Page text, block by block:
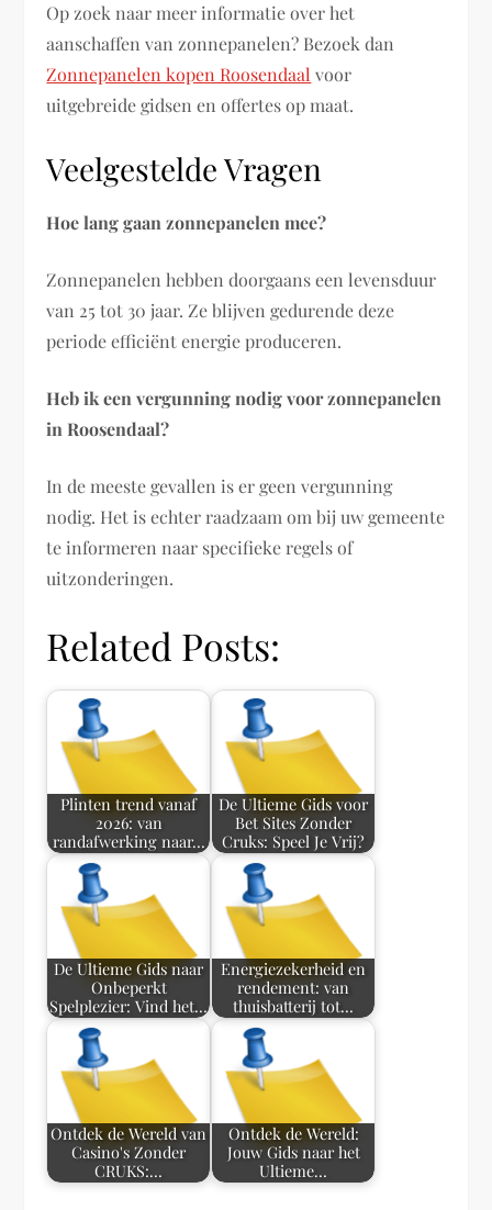
Op zoek naar meer informatie over het
aanschaffen van zonnepanelen? Bezoek dan
Zonnepanelen kopen Roosendaal voor
uitgebreide gidsen en offertes op maat.
Veelgestelde Vragen
Hoe lang gaan zonnepanelen mee?
Zonnepanelen hebben doorgaans een levensduur
van 25 tot 30 jaar. Ze blijven gedurende deze
periode efficiënt energie produceren.
Heb ik een vergunning nodig voor zonnepanelen
in Roosendaal?
In de meeste gevallen is er geen vergunning
nodig. Het is echter raadzaam om bij uw gemeente
te informeren naar specifieke regels of
uitzonderingen.
Related Posts:
Plinten trend vanaf
2026: van
randafwerking naar…
De Ultieme Gids voor
Bet Sites Zonder
Cruks: Speel Je Vrij?
De Ultieme Gids naar
Onbeperkt
Spelplezier: Vind het…
Energiezekerheid en
rendement: van
thuisbatterij tot…
Ontdek de Wereld van
Casino's Zonder
CRUKS:…
Ontdek de Wereld:
Jouw Gids naar het
Ultieme…